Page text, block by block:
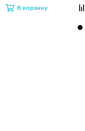
В корзину